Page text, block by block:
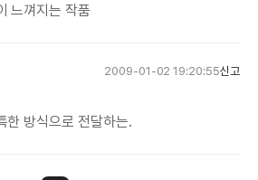
느껴지는 작품
2009-01-02 19:20:55신고
한 방식으로 전달하는.